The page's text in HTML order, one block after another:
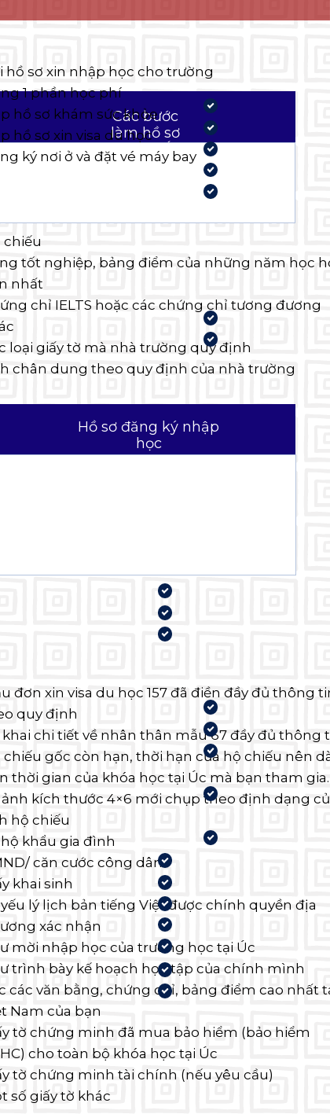
Các bước
làm hồ sơ
du học Úc
hồ sơ xin nhập học cho trường
1 phần học phí
hồ sơ khám sức khỏe
hồ sơ xin visa du học
ký nơi ở và đặt vé máy bay
Hồ sơ đăng ký nhập
học
chiếu
tốt nghiệp, bảng điểm của những năm học
nhất
chỉ IELTS hoặc các chứng chỉ tương đương
loại giấy tờ mà nhà trường quy định
chân dung theo quy định của nhà trường
đơn xin visa du học 157 đã điền đầy đủ thông tin
quy định
chi tiết về nhân thân mẫu 67 đầy đủ thông
chiếu gốc còn hạn, thời hạn của hộ chiếu nên dài
thời gian của khóa học tại Úc mà bạn tham gia.
kích thước 4×6 mới chụp theo định dạng của
hộ chiếu
hộ khẩu gia đình
căn cước công dân
khai sinh
yếu lý lịch bản tiếng Việt được chính quyền địa
xác nhận
mời nhập học của trường học tại Úc
trình bày kế hoạch học tập của chính mình
các văn bằng, chứng chỉ, bảng điểm cao nhất tại
Nam của bạn
tờ chứng minh đã mua bảo hiểm (bảo hiểm
cho toàn bộ khóa học tại Úc
tờ chứng minh tài chính (nếu yêu cầu)
số giấy tờ khác